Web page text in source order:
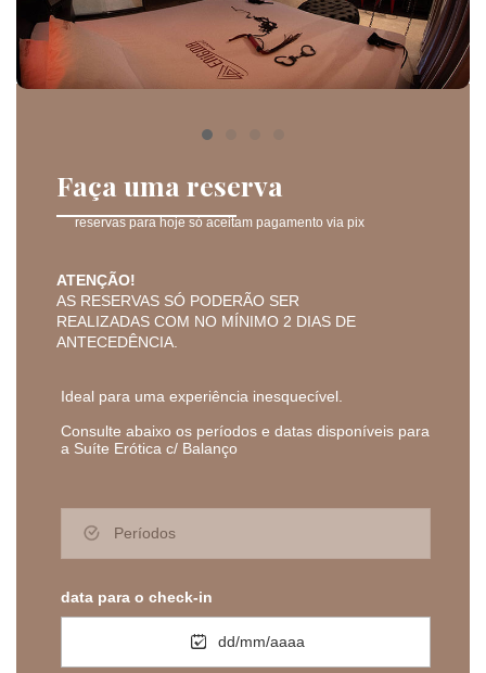
Faça uma reserva
reservas para hoje só aceitam pagamento via pix
ATENÇÃO!
AS RESERVAS SÓ PODERÃO SER
REALIZADAS COM NO MÍNIMO 2 DIAS DE
ANTECEDÊNCIA.
Ideal para uma experiência inesquecível.
Consulte abaixo os períodos e datas disponíveis para
a Suíte Erótica c/ Balanço
Períodos
data para o check-in
dd/mm/aaaa